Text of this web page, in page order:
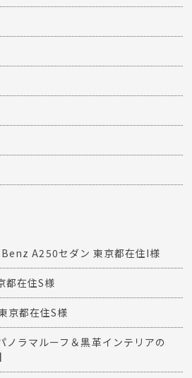
A250セダン 東京都在住I様
都在住S様
京都在住S様
ノラマルーフ＆黒革インテリアの